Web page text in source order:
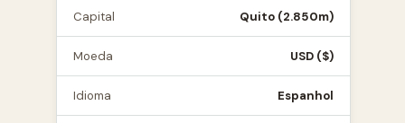
Capital Quito (2.850m)
Moeda USD ($)
Idioma Espanhol